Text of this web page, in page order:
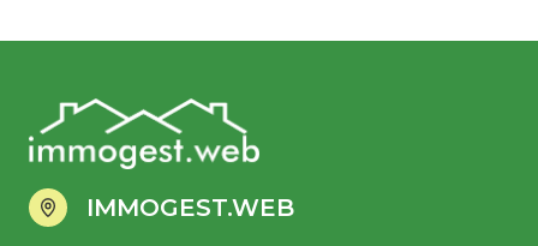
IMMOGEST.WEB